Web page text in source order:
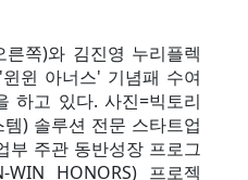
쪽)와 김진영 누리플렉
윈 아너스' 기념패 수여
하고 있다. 사진=빅토리
) 솔루션 전문 스타트업
부 주관 동반성장 프로그
HONORS) 프로젝